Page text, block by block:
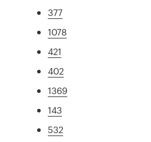
377
1078
421
402
1369
143
532